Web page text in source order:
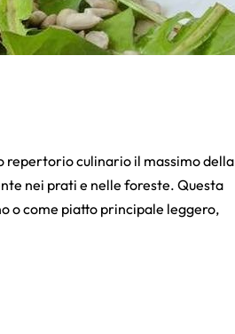
repertorio culinario il massimo della
nei prati e nelle foreste. Questa
o come piatto principale leggero,